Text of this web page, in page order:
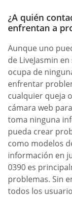
¿A quién
enfrentan a
Aunque uno
de LiveJasmin
ocupa de
enfrentar
cualquier queja
cámara web
toma ninguna
pueda crear
como modelos
información en
0390 es
problemas. Sin
todos los